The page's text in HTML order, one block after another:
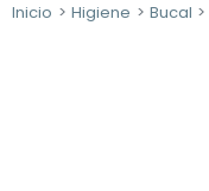
Inicio Higiene Bucal